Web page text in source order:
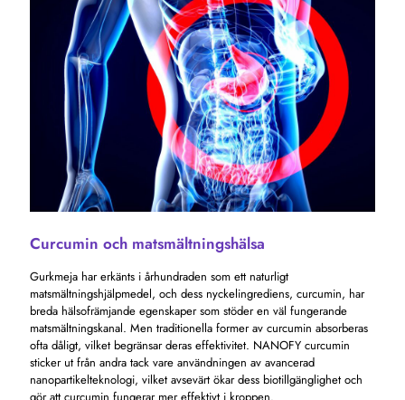
Curcumin och matsmältningshälsa
Gurkmeja har erkänts i århundraden som ett naturligt
matsmältningshjälpmedel, och dess nyckelingrediens, curcumin, har
breda hälsofrämjande egenskaper som stöder en väl fungerande
matsmältningskanal. Men traditionella former av curcumin absorberas
ofta dåligt, vilket begränsar deras effektivitet. NANOFY curcumin
sticker ut från andra tack vare användningen av avancerad
nanopartikelteknologi, vilket avsevärt ökar dess biotillgänglighet och
gör att curcumin fungerar mer effektivt i kroppen.